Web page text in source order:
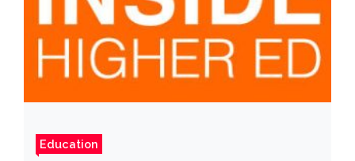
Education